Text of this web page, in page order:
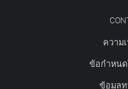
ความ
ข้อกำหน
ข้อมูลท